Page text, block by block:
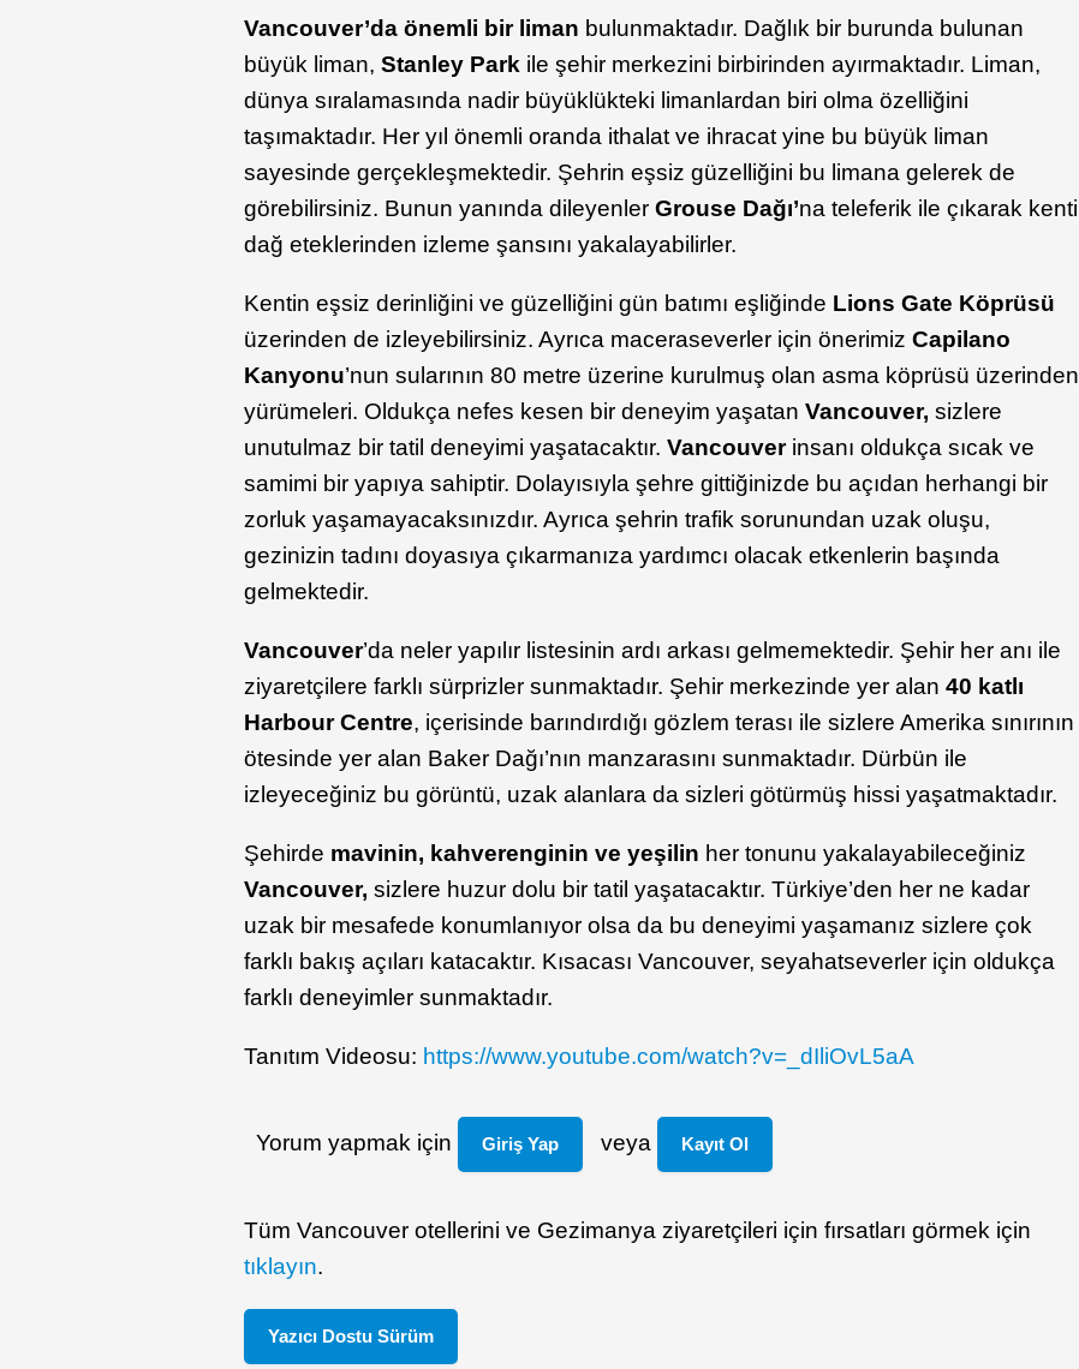
Vancouver’da önemli bir liman bulunmaktadır. Dağlık bir burunda bulunan
büyük liman, Stanley Park ile şehir merkezini birbirinden ayırmaktadır. Liman,
dünya sıralamasında nadir büyüklükteki limanlardan biri olma özelliğini
taşımaktadır. Her yıl önemli oranda ithalat ve ihracat yine bu büyük liman
sayesinde gerçekleşmektedir. Şehrin eşsiz güzelliğini bu limana gelerek de
görebilirsiniz. Bunun yanında dileyenler Grouse Dağı’na teleferik ile çıkarak kenti
dağ eteklerinden izleme şansını yakalayabilirler.
Kentin eşsiz derinliğini ve güzelliğini gün batımı eşliğinde Lions Gate Köprüsü
üzerinden de izleyebilirsiniz. Ayrıca maceraseverler için önerimizCapilano
Kanyonu’nun sularının 80 metre üzerine kurulmuş olan asma köprüsü üzerinden
yürümeleri. Oldukça nefes kesen bir deneyim yaşatanVancouver,sizlere
unutulmaz bir tatil deneyimi yaşatacaktır.Vancouver insanı oldukça sıcak ve
samimi bir yapıya sahiptir. Dolayısıyla şehre gittiğinizde bu açıdan herhangi bir
zorluk yaşamayacaksınızdır. Ayrıca şehrin trafik sorunundan uzak oluşu,
gezinizin tadını doyasıya çıkarmanıza yardımcı olacak etkenlerin başında
gelmektedir.
Vancouver’da neler yapılır listesinin ardı arkası gelmemektedir. Şehir her anı ile
ziyaretçilere farklı sürprizler sunmaktadır. Şehir merkezinde yer alan40 katlı
Harbour Centre, içerisinde barındırdığı gözlem terası ile sizlere Amerika sınırının
ötesinde yer alan Baker Dağı’nın manzarasını sunmaktadır. Dürbün ile
izleyeceğiniz bu görüntü, uzak alanlara da sizleri götürmüş hissi yaşatmaktadır.
Şehirde mavinin, kahverenginin ve yeşilin her tonunu yakalayabileceğiniz
Vancouver, sizlere huzur dolu bir tatil yaşatacaktır. Türkiye’den her ne kadar
uzak bir mesafede konumlanıyor olsa da bu deneyimi yaşamanız sizlere çok
farklı bakış açıları katacaktır. Kısacası Vancouver, seyahatseverler için oldukça
farklı deneyimler sunmaktadır.
Tanıtım Videosu: https://www.youtube.com/watch?v=_dIliOvL5aA
Yorum yapmak için Giriş Yap veya Kayıt Ol
Tüm Vancouver otellerini ve Gezimanya ziyaretçileri için fırsatları görmek için
tıklayın.
Yazıcı Dostu Sürüm